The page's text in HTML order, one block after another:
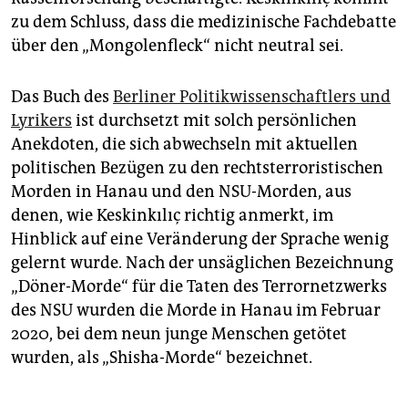
zu dem Schluss, dass die medizinische Fachdebatte
über den „Mongolenfleck“ nicht neutral sei.
Das Buch des Berliner Politikwissenschaftlers und
Lyrikers ist durchsetzt mit solch persönlichen
Anekdoten, die sich abwechseln mit aktuellen
politischen Bezügen zu den rechtsterroristischen
Morden in Hanau und den NSU-Morden, aus
denen, wie Keskinkılıç richtig anmerkt, im
Hinblick auf eine Veränderung der Sprache wenig
gelernt wurde. Nach der unsäglichen Bezeichnung
„Döner-Morde“ für die Taten des Terrornetzwerks
des NSU wurden die Morde in Hanau im Februar
2020, bei dem neun junge Menschen getötet
wurden, als „Shisha-Morde“ bezeichnet.